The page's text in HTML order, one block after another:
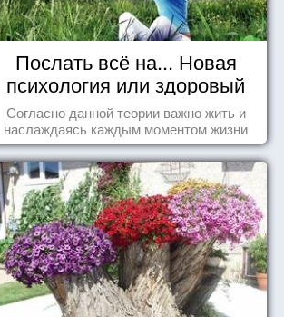
Послать всё на... Новая
психология или здоровый
пофигизм.
Согласно данной теории важно жить и
наслаждаясь каждым моментом жизни
осознанно и с удовольствием. Как это,
попробуем разобраться на реальных
примерах.